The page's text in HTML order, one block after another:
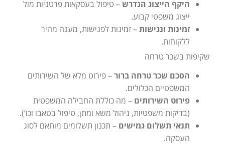
היקף הייצוג הנדרש – טיפול בעסקאות פרטניות מול
ייצוג משפטי קבוע.
זמינות ונגישות– זמינות לפגישות, מענה מהיר
ללקוחות.
שקיפות בשכר טרחה
הסכם שכר טרחה ברור– פירוט מלא של השירותים
המשפטיים הכלולים.
פירוט השירותים – מה כוללת החבילה המשפטית
(בדיקות משפטיות, ניהול משא ומתן, טיפול בטאבו וכו’).
תנאי תשלום גמישים – תכנון תשלומים מותאם לסוג
העסקה.